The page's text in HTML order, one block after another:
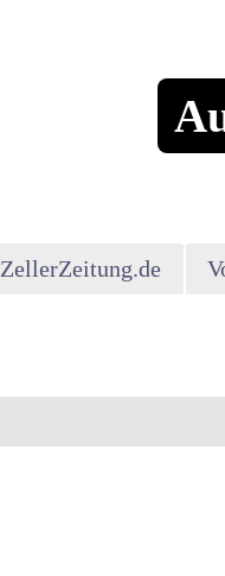
ZellerZeitung.de